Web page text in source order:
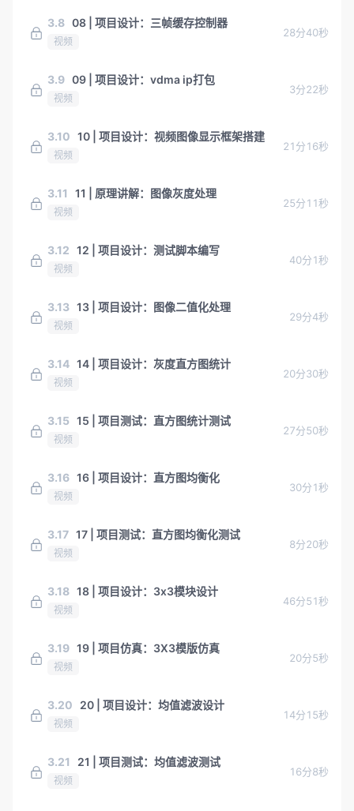
3.8 08 | 项目设计：三帧缓存控制器
视频
28分40秒
3.9 09 | 项目设计：vdma ip打包
视频
3分22秒
3.10 10 | 项目设计：视频图像显示框架搭建
视频
21分16秒
3.11 11 | 原理讲解：图像灰度处理
视频
25分11秒
3.12 12 | 项目设计：测试脚本编写
视频
40分1秒
3.13 13 | 项目设计：图像二值化处理
视频
29分4秒
3.14 14 | 项目设计：灰度直方图统计
视频
20分30秒
3.15 15 | 项目测试：直方图统计测试
视频
27分50秒
3.16 16 | 项目设计：直方图均衡化
视频
30分1秒
3.17 17 | 项目测试：直方图均衡化测试
视频
8分20秒
3.18 18 | 项目设计：3x3模块设计
视频
46分51秒
3.19 19 | 项目仿真：3X3模版仿真
视频
20分5秒
3.20 20 | 项目设计：均值滤波设计
视频
14分15秒
3.21 21 | 项目测试：均值滤波测试
视频
16分8秒